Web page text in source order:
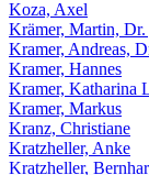
Koza, Axel
Krämer, Martin, Dr.
Kramer, Andreas,
Kramer, Hannes
Kramer, Katharina
Kramer, Markus
Kranz, Christiane
Kratzheller, Anke
Kratzheller,